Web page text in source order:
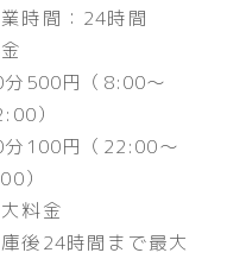
時間：24時間
分500円（8:00～
）
分100円（22:00～
）
料金
後24時間まで最大